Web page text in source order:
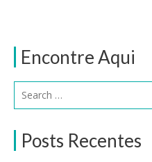
Encontre Aqui
Posts Recentes